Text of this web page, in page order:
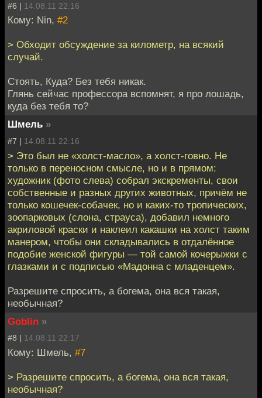
#6 | 14.08.11 22:16
Кому: Nin, #2
> Обходит обсуждение за километр, на всякий
случай.
Стоять, Куда? Без тебя никак.
Глянь сейчас профессора вспомнят, я про лошадь,
куда без тебя то?
Шмель »
#7 | 14.08.11 22:16
> Это был не «холст-масло», а холст-говно. Не
только в переносном смысле, но и в прямом:
художник (фото слева) собрал экскременты, свои
собственные и разных других животных, причём не
только кошечек-собачек, но и каких-то тропических,
зоопарковых (слона, страуса), добавил немного
акриловой краски и наклеил какашки на холст таким
манером, чтобы они складывались в отдалённое
подобие женской фигуры — той самой кочерыжки с
глазками и с подписью «Мадонна с младенцем».
Разрешите спросить, а богема, она вся такая,
необычная?
Goblin »
#8 | 14.08.11 22:17
Кому: Шмель, #7
> Разрешите спросить, а богема, она вся такая,
необычная?